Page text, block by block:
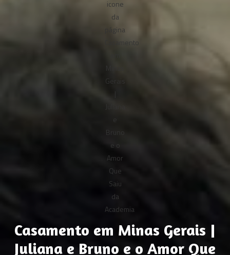
Casamento em Minas Gerais |
Juliana e Bruno e o Amor Que